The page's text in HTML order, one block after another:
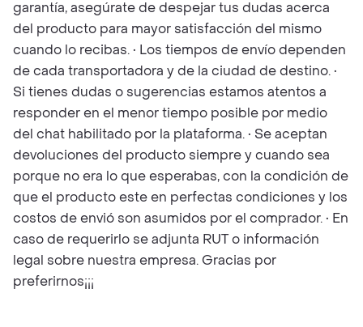
garantía, asegúrate de despejar tus dudas acerca
del producto para mayor satisfacción del mismo
cuando lo recibas. • Los tiempos de envío dependen
de cada transportadora y de la ciudad de destino. •
Si tienes dudas o sugerencias estamos atentos a
responder en el menor tiempo posible por medio
del chat habilitado por la plataforma. • Se aceptan
devoluciones del producto siempre y cuando sea
porque no era lo que esperabas, con la condición de
que el producto este en perfectas condiciones y los
costos de envió son asumidos por el comprador. • En
caso de requerirlo se adjunta RUT o información
legal sobre nuestra empresa. Gracias por
preferirnos¡¡¡